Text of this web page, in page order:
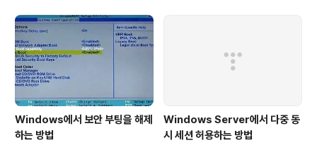
Windows에서 보안 부팅을 해제
하는 방법
Windows Server에서 다중 동
시 세션 허용하는 방법